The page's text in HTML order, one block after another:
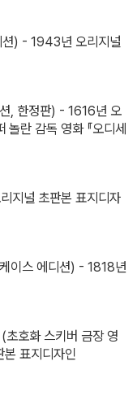
션) - 1943년 오리지널
, 한정판) - 1616년 오
란 감독 영화 『오디세
지널 초판본 표지디자
이스 에디션) - 1818년
호화 스키버 금장 영
표지디자인